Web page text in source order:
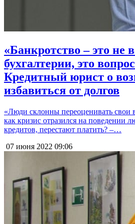
«Банкротство – это не
бухгалтерии, это
Кредитный юрист о
избавиться от долгов
«Люди склонны переоценивать свои
как кризис отразился на поведении
кредитов, перестают платить? –…
07 июня 2022 09:06